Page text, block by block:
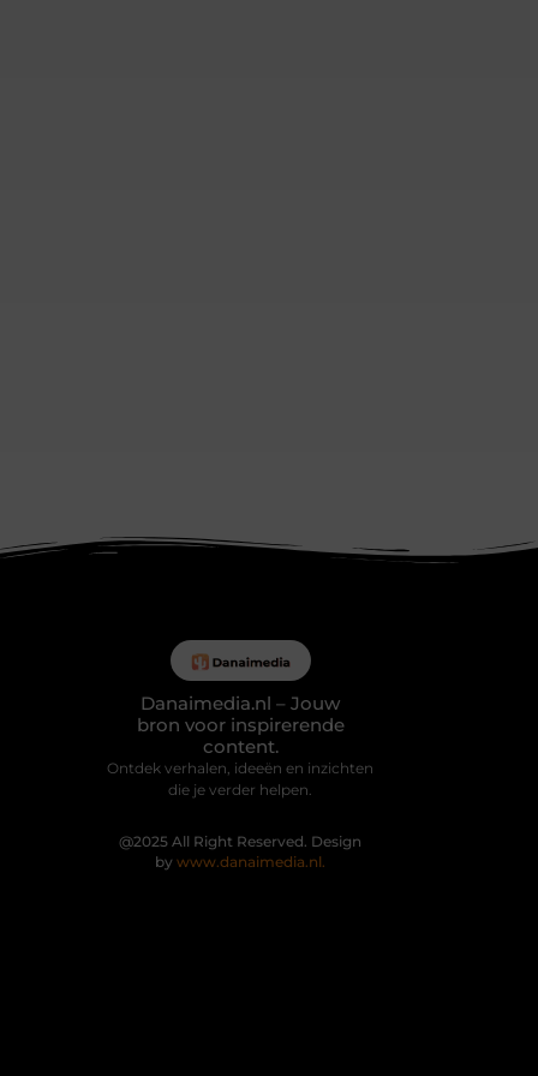
Danaimedia.nl – Jouw
bron voor inspirerende
content.
Ontdek verhalen, ideeën en inzichten
die je verder helpen.
@2025 All Right Reserved. Design
bywww.danaimedia.nl.